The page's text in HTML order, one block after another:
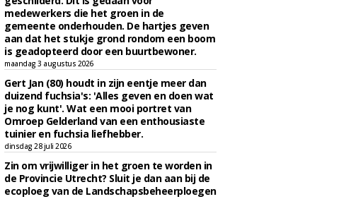
medewerkers die het groen in de
gemeente onderhouden. De hartjes geven
aan dat het stukje grond rondom een boom
is geadopteerd door een buurtbewoner.
maandag 3 augustus 2026
Gert Jan (80) houdt in zijn eentje meer dan
duizend fuchsia's: 'Alles geven en doen wat
je nog kunt'. Wat een mooi portret van
Omroep Gelderland van een enthousiaste
tuinier en fuchsia liefhebber.
dinsdag 28 juli 2026
Zin om vrijwilliger in het groen te worden in
de Provincie Utrecht? Sluit je dan aan bij de
ecoploeg van de Landschapsbeheerploegen